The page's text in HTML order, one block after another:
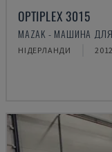
OPTIPLEX 3015
MAZAK - МАШИНА
НІДЕРЛАНДИ 2012